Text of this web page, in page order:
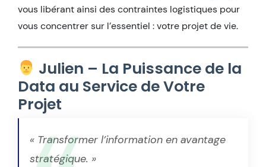
vous libérant ainsi des contraintes logistiques pour
vous concentrer sur l’essentiel : votre projet de vie.
Julien – La Puissance de la
Data au Service de Votre
Projet
« Transformer l’information en avantage
stratégique. »